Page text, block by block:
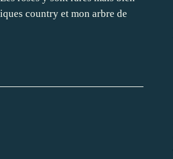
country et mon arbre de